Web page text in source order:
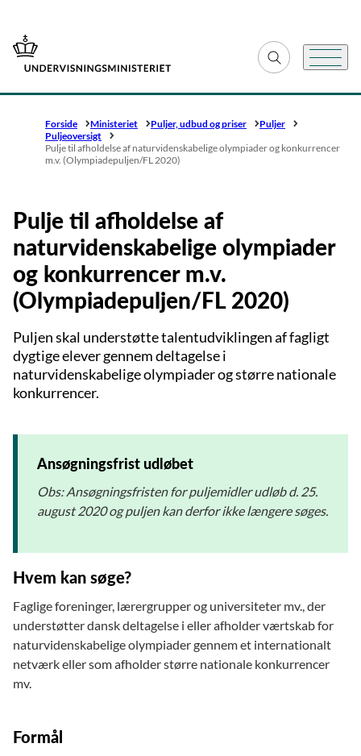
Gå til forsiden Fold søgefelt ud
Menu
Forside Ministeriet Puljer, udbud og priser
Puljer
Puljeoversigt
Pulje til afholdelse af naturvidenskabelige olympiader og konkurrencer
m.v. (Olympiadepuljen/FL 2020)
Pulje til afholdelse af
naturvidenskabelige olympiader
og konkurrencer m.v.
(Olympiadepuljen/FL 2020)
Puljen skal understøtte talentudviklingen af fagligt
dygtige elever gennem deltagelse i
naturvidenskabelige olympiader og større nationale
konkurrencer.
Ansøgningsfrist udløbet
Obs: Ansøgningsfristen for puljemidler udløb d. 25.
august 2020 og puljen kan derfor ikke længere søges.
Hvem kan søge?
Faglige foreninger, lærergrupper og universiteter mv., der
understøtter dansk deltagelse i eller afholder værtskab for
naturvidenskabelige olympiader gennem et internationalt
netværk eller som afholder større nationale konkurrencer
mv.
Formål